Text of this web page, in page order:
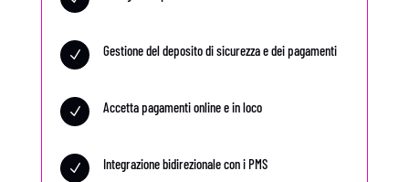
N Gestione del deposito di sicurezza e dei pagamenti
N Accetta pagamenti online e in loco
N Integrazione bidirezionale con i PMS